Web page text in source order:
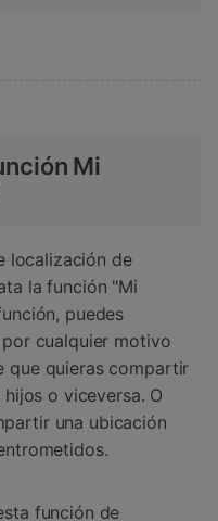
Mi
localización de
la función "Mi
puedes
cualquier motivo
que quieras compartir
o viceversa. O
una ubicación
función de